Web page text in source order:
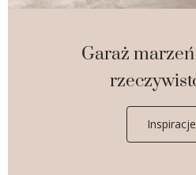
Garaż
Inspiracje